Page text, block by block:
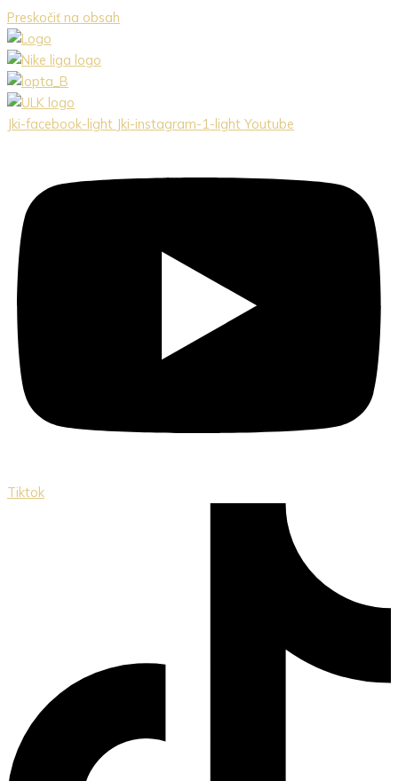
Preskočiť na obsah
Jki-facebook-light Jki-instagram-1-light Youtube
Tiktok